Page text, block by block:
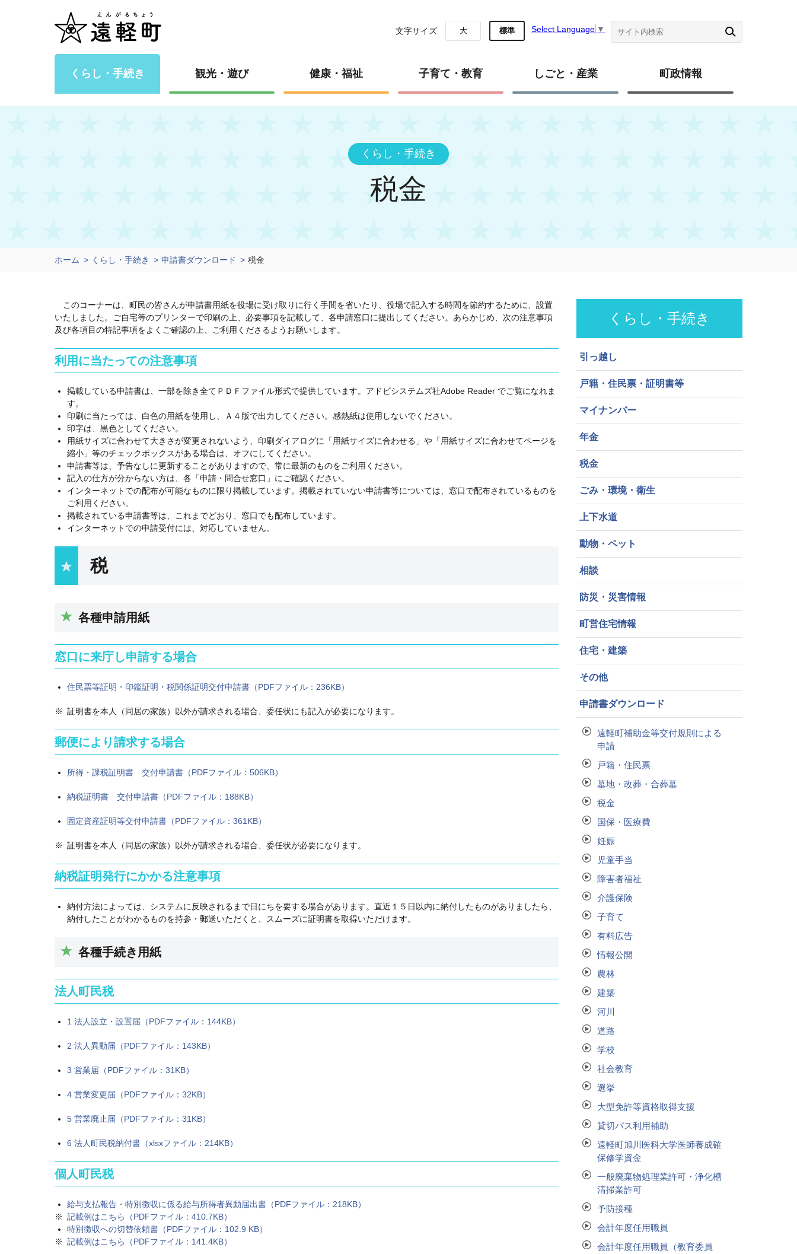
文字サイズ 大 標準 Select Language ▼
くらし・手続き 観光・遊び 健康・福祉 子育て・教育 しごと・産業 町政情報
くらし・手続き
税金
ホーム くらし・手続き 申請書ダウンロード 税金
このコーナーは、町民の皆さんが申請書用紙を役場に受け取りに行く手間を省いたり、役場で記入する時間を節約するために、設置
いたしました。ご自宅等のプリンターで印刷の上、必要事項を記載して、各申請窓口に提出してください。あらかじめ、次の注意事項
及び各項目の特記事項をよくご確認の上、ご利用くださるようお願いします。
利用に当たっての注意事項
掲載している申請書は、一部を除き全てＰＤＦファイル形式で提供しています。アドビシステムズ社Adobe Reader でご覧になれま
す。
印刷に当たっては、白色の用紙を使用し、Ａ４版で出力してください。感熱紙は使用しないでください。
印字は、黒色としてください。
用紙サイズに合わせて大きさが変更されないよう、印刷ダイアログに「用紙サイズに合わせる」や「用紙サイズに合わせてページを
縮小」等のチェックボックスがある場合は、オフにしてください。
申請書等は、予告なしに更新することがありますので、常に最新のものをご利用ください。
記入の仕方が分からない方は、各「申請・問合せ窓口」にご確認ください。
インターネットでの配布が可能なものに限り掲載しています。掲載されていない申請書等については、窓口で配布されているものを
ご利用ください。
掲載されている申請書等は、これまでどおり、窓口でも配布しています。
インターネットでの申請受付には、対応していません。
税
各種申請用紙
窓口に来庁し申請する場合
住民票等証明・印鑑証明・税関係証明交付申請書（PDFファイル：236KB）
証明書を本人（同居の家族）以外が請求される場合、委任状にも記入が必要になります。
郵便により請求する場合
所得・課税証明書 交付申請書（PDFファイル：506KB）
納税証明書 交付申請書（PDFファイル：188KB）
固定資産証明等交付申請書（PDFファイル：361KB）
証明書を本人（同居の家族）以外が請求される場合、委任状が必要になります。
納税証明発行にかかる注意事項
納付方法によっては、システムに反映されるまで日にちを要する場合があります。直近１５日以内に納付したものがありましたら、
納付したことがわかるものを持参・郵送いただくと、スムーズに証明書を取得いただけます。
各種手続き用紙
法人町民税
1 法人設立・設置届（PDFファイル：144KB）
2 法人異動届（PDFファイル：143KB）
3 営業届（PDFファイル：31KB）
4 営業変更届（PDFファイル：32KB）
5 営業廃止届（PDFファイル：31KB）
6 法人町民税納付書（xlsxファイル：214KB）
個人町民税
給与支払報告・特別徴収に係る給与所得者異動届出書（PDFファイル：218KB）
記載例はこちら（PDFファイル：410.7KB）
特別徴収への切替依頼書（PDFファイル：102.9 KB）
記載例はこちら（PDFファイル：141.4KB）
くらし・手続き
引っ越し
戸籍・住民票・証明書等
マイナンバー
年金
税金
ごみ・環境・衛生
上下水道
動物・ペット
相談
防災・災害情報
町営住宅情報
住宅・建築
その他
申請書ダウンロード
遠軽町補助金等交付規則による
申請
戸籍・住民票
墓地・改葬・合葬墓
税金
国保・医療費
妊娠
児童手当
障害者福祉
介護保険
子育て
有料広告
情報公開
農林
建築
河川
道路
学校
社会教育
選挙
大型免許等資格取得支援
貸切バス利用補助
遠軽町旭川医科大学医師養成確
保修学資金
一般廃棄物処理業許可・浄化槽
清掃業許可
予防接種
会計年度任用職員
会計年度任用職員（教育委員